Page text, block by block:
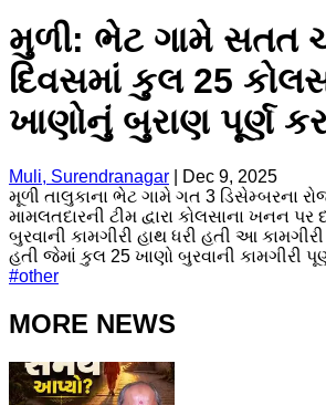
મુળી: ભેટ ગામે સતત
દિવસમાં કુલ 25
ખાણોનું બુરાણ પૂર્ણ
Muli, Surendranagar
Dec 9, 2025
મૂળી તાલુકાના ભેટ ગામે ગત 3 ડિસેમ્બરના
મામલતદારની ટીમ દ્વારા કોલસાના ખનન પર
બુરવાની કામગીરી હાથ ધરી હતી આ
હતી જેમાં કુલ 25 ખાણો બુરવાની કામગીરી
#other
MORE NEWS